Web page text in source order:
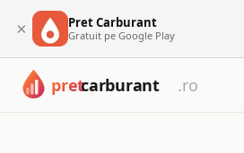
× Pret Carburant
Gratuit pe Google Play